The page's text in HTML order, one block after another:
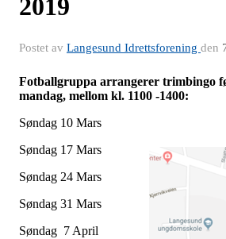
2019
Postet av Langesund Idrettsforening den
Fotballgruppa arrangerer trimbingo
mandag, mellom kl. 1100 -1400:
Søndag 10 Mars
Søndag 17 Mars
Søndag 24 Mars
Søndag 31 Mars
Søndag 7 April